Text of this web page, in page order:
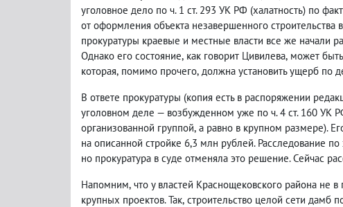
уголовное дело по ч. 1 ст. 293 УК РФ (халатность) по
от оформления объекта незавершенного строительства
прокуратуры краевые и местные власти все же начали
Однако его состояние, как говорит Цивилева, может
которая, помимо прочего, должна установить ущерб по
В ответе прокуратуры (копия есть в распоряжении
уголовном деле — возбужденном уже по ч. 4 ст. 160 УК
организованной группой, а равно в крупном размере).
на описанной стройке 6,3 млн рублей. Расследование
но прокуратура в суде отменяла это решение. Сейчас
Напомним, что у властей Краснощековского района не
крупных проектов. Так, строительство целой сети дамб